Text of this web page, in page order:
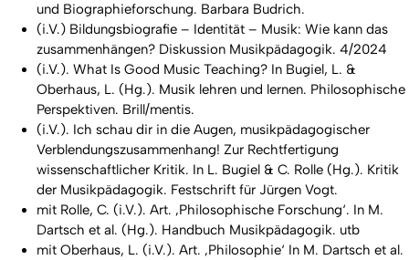
und Biographieforschung. Barbara Budrich.
(i.V.) Bildungsbiografie – Identität – Musik: Wie kann das
zusammenhängen? Diskussion Musikpädagogik. 4/2024
(i.V.). What Is Good Music Teaching? In Bugiel, L. &
Oberhaus, L. (Hg.). Musik lehren und lernen. Philosophische
Perspektiven. Brill/mentis.
(i.V.). Ich schau dir in die Augen, musikpädagogischer
Verblendungszusammenhang! Zur Rechtfertigung
wissenschaftlicher Kritik. In L. Bugiel & C. Rolle (Hg.). Kritik
der Musikpädagogik. Festschrift für Jürgen Vogt.
mit Rolle, C. (i.V.). Art. ‚Philosophische Forschung‘. In M.
Dartsch et al. (Hg.). Handbuch Musikpädagogik. utb
mit Oberhaus, L. (i.V.). Art. ‚Philosophie‘ In M. Dartsch et al.